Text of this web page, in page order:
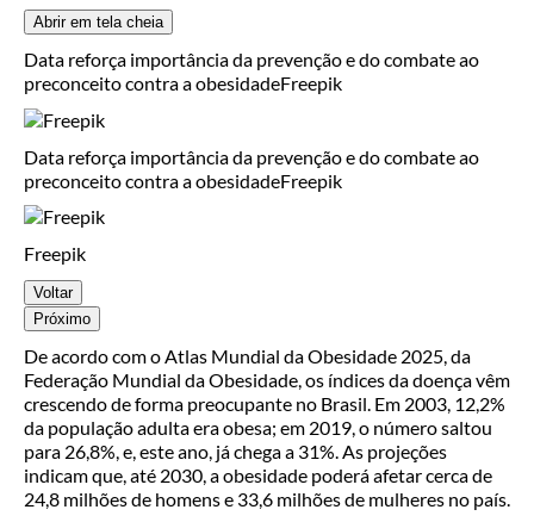
Abrir em tela cheia
Data reforça importância da prevenção e do combate ao
preconceito contra a obesidadeFreepik
Data reforça importância da prevenção e do combate ao
preconceito contra a obesidadeFreepik
Freepik
Voltar
Próximo
De acordo com o Atlas Mundial da Obesidade 2025, da
Federação Mundial da Obesidade, os índices da doença vêm
crescendo de forma preocupante no Brasil. Em 2003, 12,2%
da população adulta era obesa; em 2019, o número saltou
para 26,8%, e, este ano, já chega a 31%. As projeções
indicam que, até 2030, a obesidade poderá afetar cerca de
24,8 milhões de homens e 33,6 milhões de mulheres no país.